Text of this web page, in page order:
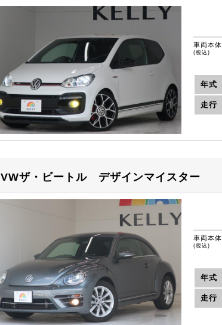
車両本体
(税込)
年式
走行
VWザ・ビートル デザインマイスター
車両本体
(税込)
年式
走行